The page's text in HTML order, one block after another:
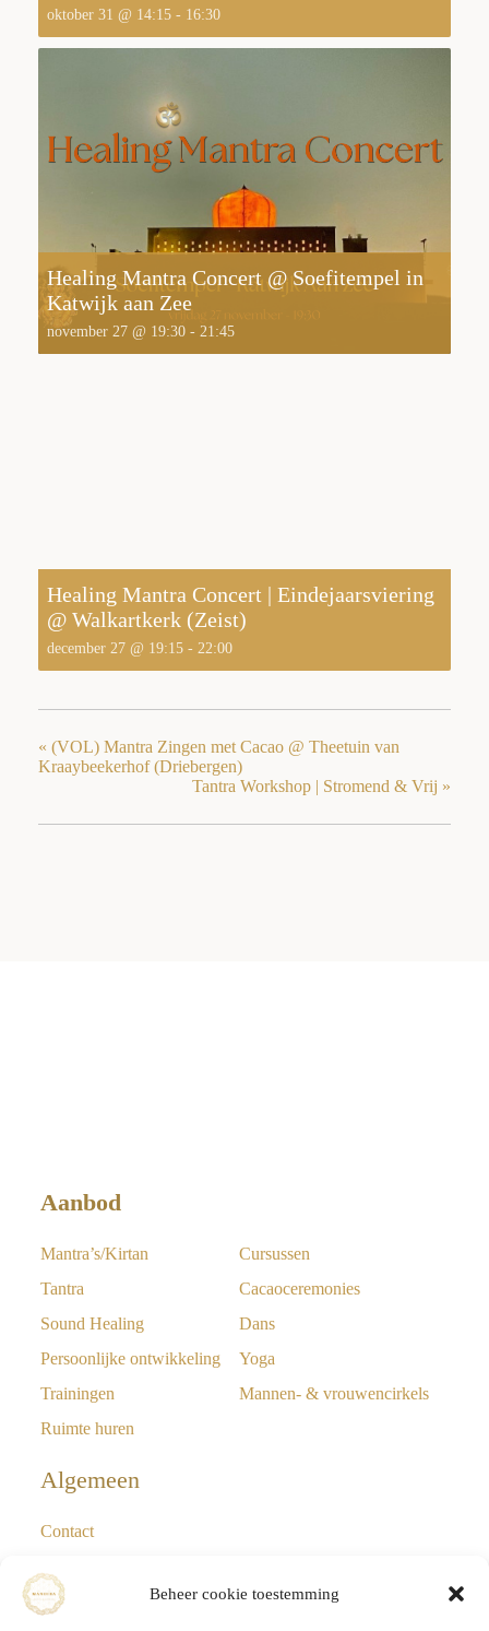
Beheer cookie toestemming
oktober 31 @ 14:15 - 16:30
Healing Mantra Concert @ Soefitempel in
Katwijk aan Zee
november 27 @ 19:30 - 21:45
Healing Mantra Concert | Eindejaarsviering
@ Walkartkerk (Zeist)
december 27 @ 19:15 - 22:00
« (VOL) Mantra Zingen met Cacao @ Theetuin van
Kraaybeekerhof (Driebergen)
Tantra Workshop | Stromend & Vrij »
Aanbod
Mantra’s/Kirtan
Tantra
Sound Healing
Persoonlijke ontwikkeling
Trainingen
Ruimte huren
Cursussen
Cacaoceremonies
Dans
Yoga
Mannen- & vrouwencirkels
Algemeen
Contact
Foto’s